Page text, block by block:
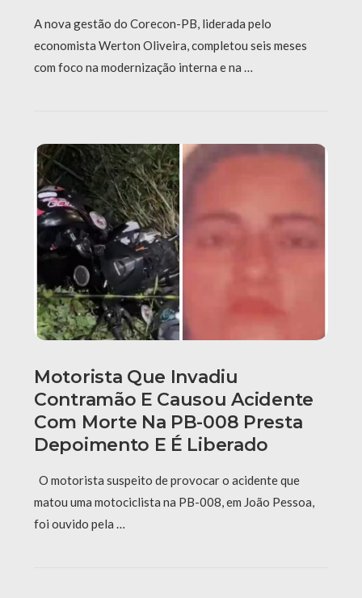
A nova gestão do Corecon-PB, liderada pelo
economista Werton Oliveira, completou seis meses
com foco na modernização interna e na …
Motorista Que Invadiu
Contramão E Causou Acidente
Com Morte Na PB-008 Presta
Depoimento E É Liberado
O motorista suspeito de provocar o acidente que
matou uma motociclista na PB-008, em João Pessoa,
foi ouvido pela …